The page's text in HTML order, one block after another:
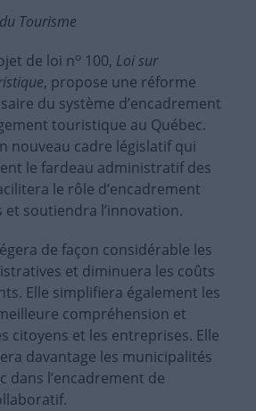
Tourisme
de loi no 100, Loi sur
, propose une réforme
du système d’encadrement
touristique au Québec.
nouveau cadre législatif qui
le fardeau administratif des
le rôle d’encadrement
soutiendra l’innovation.
de façon considérable les
et diminuera les coûts
Elle simplifiera également les
compréhension et
citoyens et les entreprises. Elle
davantage les municipalités
dans l’encadrement de